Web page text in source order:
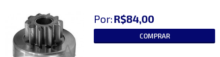
Por: R$84,00
COMPRAR